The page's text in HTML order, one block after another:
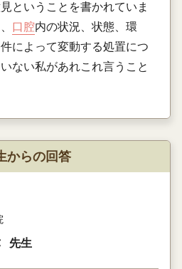
ということを書かれていま
口腔内の状況、状態、環
によって変動する処置につ
ない私があれこれ言うこと
らの回答
先生